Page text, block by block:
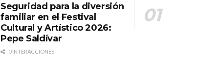
Seguridad para la diversión
familiar en el Festival
Cultural y Artístico 2026:
Pepe Saldívar
0 INTERACCIONES